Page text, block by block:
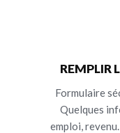
REMPLIR
Formulaire
Quelques
emploi,